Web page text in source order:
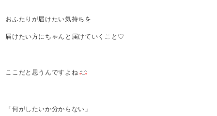
おふたりが届けたい気持ちを
届けたい方にちゃんと届けていくこと♡
ここだと思うんですよね
「何がしたいか分からない」